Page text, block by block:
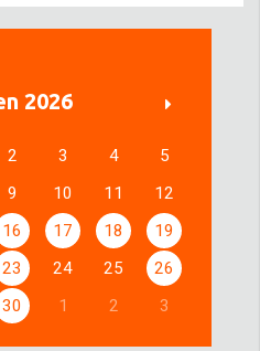
2026
2 3 4
5
9 10 11
12
16 17 18
19
23 24 25
26
30 1 2 3